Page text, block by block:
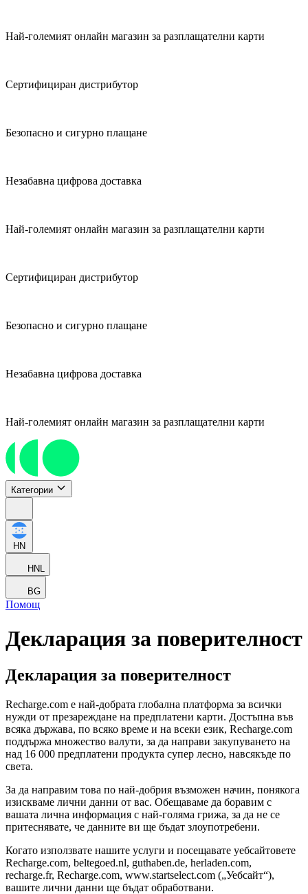
Най-големият онлайн магазин за разплащателни карти
Сертифициран дистрибутор
Безопасно и сигурно плащане
Незабавна цифрова доставка
Най-големият онлайн магазин за разплащателни карти
Сертифициран дистрибутор
Безопасно и сигурно плащане
Незабавна цифрова доставка
Най-големият онлайн магазин за разплащателни карти
Категории
HN
HNL
BG
Помощ
Декларация за поверителност
Декларация за поверителност
Recharge.com е най-добрата глобална платформа за всички
нужди от презареждане на предплатени карти. Достъпна във
всяка държава, по всяко време и на всеки език, Recharge.com
поддържа множество валути, за да направи закупуването на
над 16 000 предплатени продукта супер лесно, навсякъде по
света.
За да направим това по най-добрия възможен начин, понякога
изискваме лични данни от вас. Обещаваме да боравим с
вашата лична информация с най-голяма грижа, за да не се
притеснявате, че данните ви ще бъдат злоупотребени.
Когато използвате нашите услуги и посещавате уебсайтовете
Recharge.com, beltegoed.nl, guthaben.de, herladen.com,
recharge.fr, Recharge.com, www.startselect.com („Уебсайт“),
вашите лични данни ще бъдат обработвани.